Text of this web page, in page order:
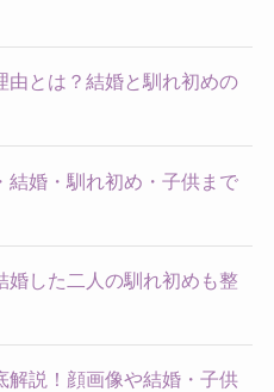
由とは？結婚と馴れ初めの
結婚・馴れ初め・子供まで
婚した二人の馴れ初めも整
解説！顔画像や結婚・子供